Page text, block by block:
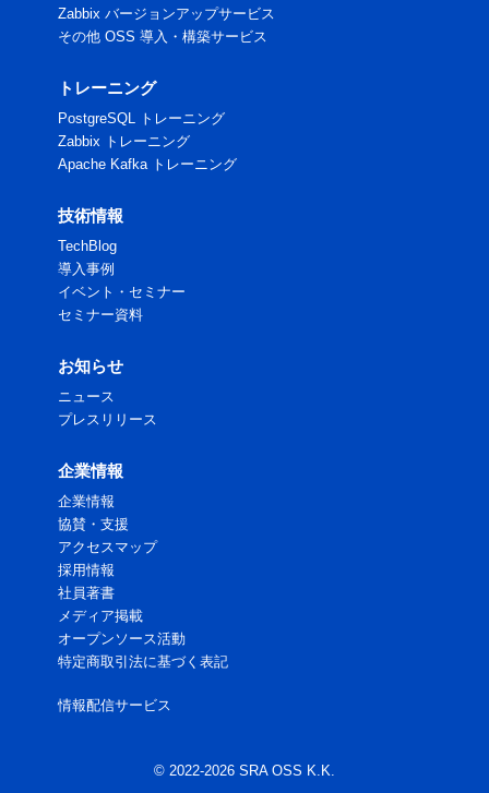
Zabbix バージョンアップサービス
その他 OSS 導入・構築サービス
トレーニング
PostgreSQL トレーニング
Zabbix トレーニング
Apache Kafka トレーニング
技術情報
TechBlog
導入事例
イベント・セミナー
セミナー資料
お知らせ
ニュース
プレスリリース
企業情報
企業情報
協賛・支援
アクセスマップ
採用情報
社員著書
メディア掲載
オープンソース活動
特定商取引法に基づく表記
情報配信サービス
© 2022-2026 SRA OSS K.K.